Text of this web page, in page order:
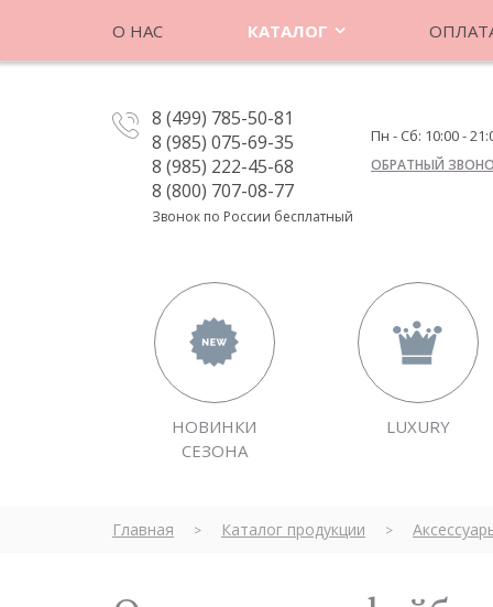
О НАС КАТАЛОГ
8 (499) 785-50-81
8 (985) 075-69-35
8 (985) 222-45-68
8 (800) 707-08-77
Звонок по России бесплатный
Пн - Сб: 10:00 -
ОБРАТНЫЙ
НОВИНКИ
СЕЗОНА
LUXURY
Главная > Каталог продукции >